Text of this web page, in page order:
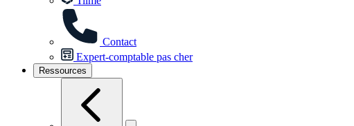
Contact
Expert-comptable pas cher
Ressources